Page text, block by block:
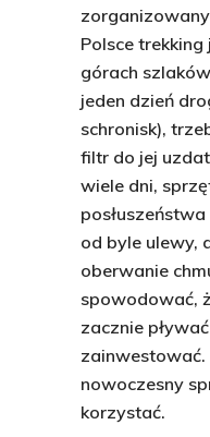
Polsce
górach
jeden dzień
schronisk),
filtr do jej
wiele dni,
od byle ulewy,
oberwanie
spowodować,
zacznie
zainwestować.
nowoczesny
korzystać.